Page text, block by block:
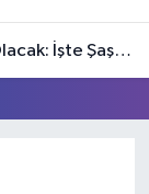
Şaşırtan Rakam